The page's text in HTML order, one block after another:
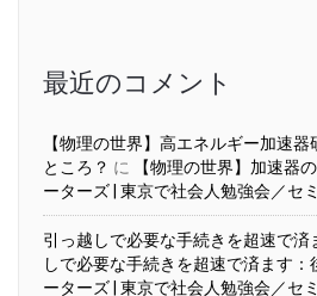
最近のコメント
【物理の世界】高エネルギー加速
ところ？ に
【物理の世界】加速器
ーターズ | 東京で社会人勉強会／セ
引っ越しで必要な手続きを超速で済
しで必要な手続きを超速で済ます：
ーターズ | 東京で社会人勉強会／セ